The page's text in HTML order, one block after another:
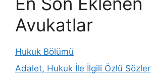
Avukatlar
Hukuk Bölümü
Adalet, Hukuk İle İlgili Özlü Sözler